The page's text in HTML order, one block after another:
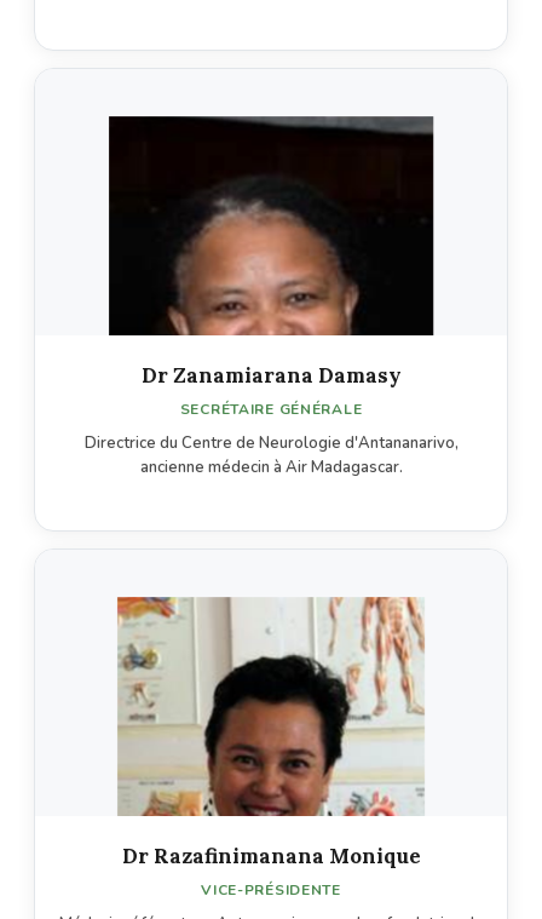
Dr Zanamiarana Damasy
SECRÉTAIRE GÉNÉRALE
Directrice du Centre de Neurologie d'Antananarivo,
ancienne médecin à Air Madagascar.
Dr Razafinimanana Monique
VICE-PRÉSIDENTE